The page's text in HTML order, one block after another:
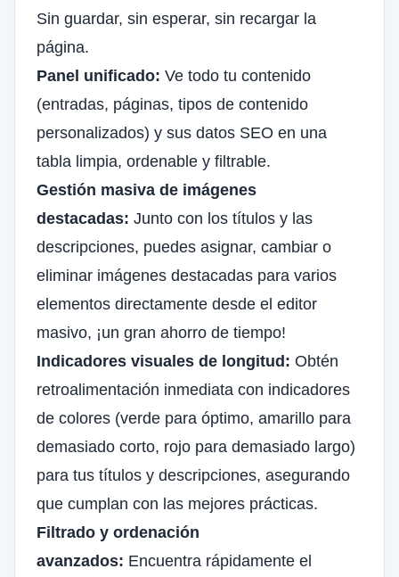
Sin guardar, sin esperar, sin recargar la
página.
Panel unificado: Ve todo tu contenido
(entradas, páginas, tipos de contenido
personalizados) y sus datos SEO en una
tabla limpia, ordenable y filtrable.
Gestión masiva de imágenes
destacadas: Junto con los títulos y las
descripciones, puedes asignar, cambiar o
eliminar imágenes destacadas para varios
elementos directamente desde el editor
masivo, ¡un gran ahorro de tiempo!
Indicadores visuales de longitud: Obtén
retroalimentación inmediata con indicadores
de colores (verde para óptimo, amarillo para
demasiado corto, rojo para demasiado largo)
para tus títulos y descripciones, asegurando
que cumplan con las mejores prácticas.
Filtrado y ordenación
avanzados: Encuentra rápidamente el